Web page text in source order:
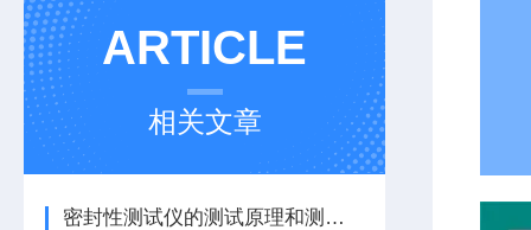
ARTICLE
相关文章
密封性测试仪的测试原理和测试方法